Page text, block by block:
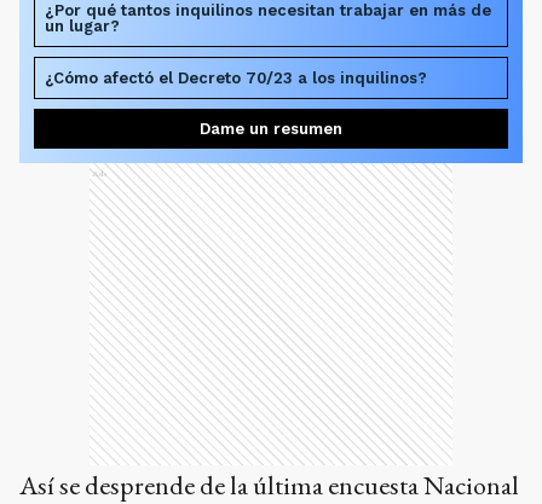
¿Por qué tantos inquilinos necesitan trabajar en más de
un lugar?
¿Cómo afectó el Decreto 70/23 a los inquilinos?
Dame un resumen
Ads
Así se desprende de la última encuesta Nacional